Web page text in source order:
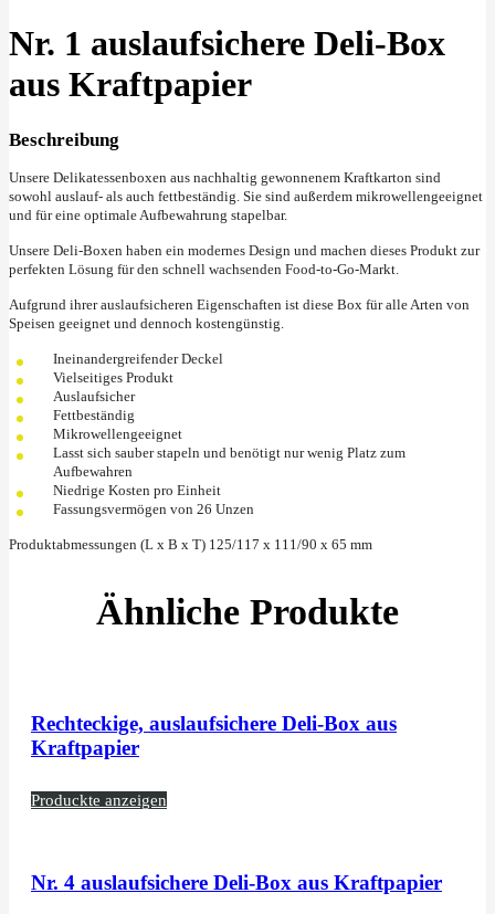
Nr. 1 auslaufsichere Deli-Box
aus Kraftpapier
Beschreibung
Unsere Delikatessenboxen aus nachhaltig gewonnenem Kraftkarton sind
sowohl auslauf- als auch fettbeständig. Sie sind außerdem mikrowellengeeignet
und für eine optimale Aufbewahrung stapelbar.
Unsere Deli-Boxen haben ein modernes Design und machen dieses Produkt zur
perfekten Lösung für den schnell wachsenden Food-to-Go-Markt.
Aufgrund ihrer auslaufsicheren Eigenschaften ist diese Box für alle Arten von
Speisen geeignet und dennoch kostengünstig.
Ineinandergreifender Deckel
Vielseitiges Produkt
Auslaufsicher
Fettbeständig
Mikrowellengeeignet
Lasst sich sauber stapeln und benötigt nur wenig Platz zum
Aufbewahren
Niedrige Kosten pro Einheit
Fassungsvermögen von 26 Unzen
Produktabmessungen (L x B x T) 125/117 x 111/90 x 65 mm
Ähnliche Produkte
Rechteckige, auslaufsichere Deli-Box aus
Kraftpapier
Produckte anzeigen
Nr. 4 auslaufsichere Deli-Box aus Kraftpapier